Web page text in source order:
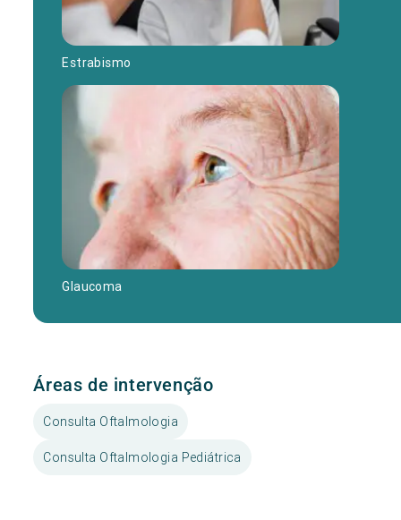
Estrabismo
Glaucoma
Áreas de intervenção
Consulta Oftalmologia
Consulta Oftalmologia Pediátrica